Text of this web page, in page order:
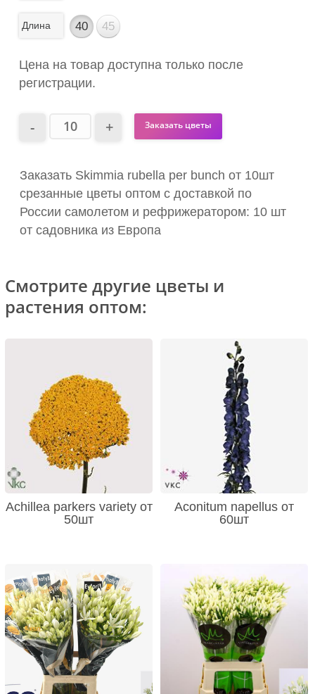
Длина 40 45
Цена на товар доступна только после
регистрации.
Заказать цветы
Заказать Skimmia rubella per bunch от 10шт
срезанные цветы оптом с доставкой по
России самолетом и рефрижератором: 10 шт
от садовника из Европа
Смотрите другие цветы и
растения оптом:
Achillea parkers variety от
50шт
Aconitum napellus от
60шт